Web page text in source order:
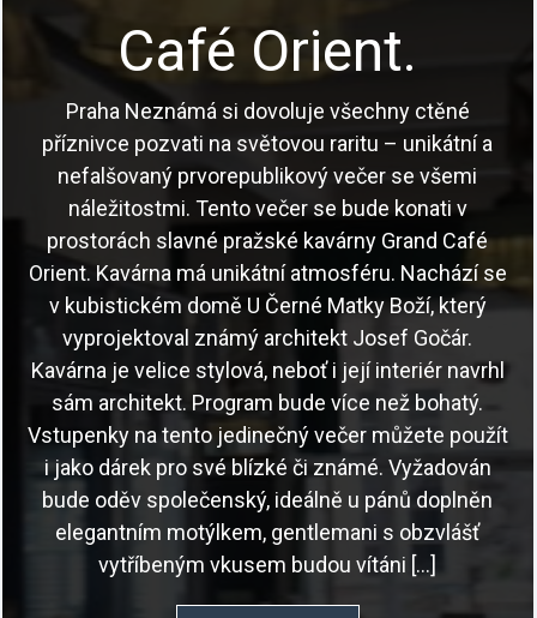
Café Orient.
Praha Neznámá si dovoluje všechny ctěné
příznivce pozvati na světovou raritu – unikátní a
nefalšovaný prvorepublikový večer se všemi
náležitostmi. Tento večer se bude konati v
prostorách slavné pražské kavárny Grand Café
Orient. Kavárna má unikátní atmosféru. Nachází se
v kubistickém domě U Černé Matky Boží, který
vyprojektoval známý architekt Josef Gočár.
Kavárna je velice stylová, neboť i její interiér navrhl
sám architekt. Program bude více než bohatý.
Vstupenky na tento jedinečný večer můžete použít
i jako dárek pro své blízké či známé. Vyžadován
bude oděv společenský, ideálně u pánů doplněn
elegantním motýlkem, gentlemani s obzvlášť
vytříbeným vkusem budou vítáni […]